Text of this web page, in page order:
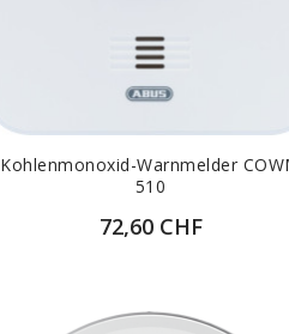
Kohlenmonoxid-Warnmelder
510
72,60 CHF